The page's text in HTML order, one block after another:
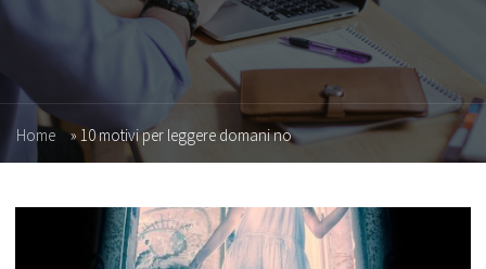
Home » 10 motivi per leggere domani no